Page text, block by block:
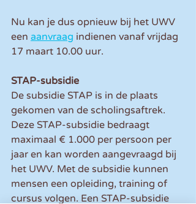
Nu kan je dus opnieuw bij het UWV
een aanvraag indienen vanaf vrijdag
17 maart 10.00 uur.
STAP-subsidie
De subsidie STAP is in de plaats
gekomen van de scholingsaftrek.
Deze STAP-subsidie bedraagt
maximaal € 1.000 per persoon per
jaar en kan worden aangevraagd bij
het UWV. Met de subsidie kunnen
mensen een opleiding, training of
cursus volgen. Een STAP-subsidie